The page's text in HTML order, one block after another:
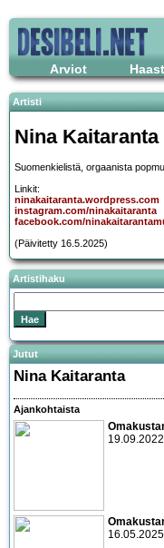
Arviot
Artisti
Nina Kaitaranta
Suomenkielistä, orgaanista
Linkit:
ninakaitaranta.wordpress.com
instagram.com/ninakaitaranta
facebook.com/
(Päivitetty 16.5.2025)
Artistihaku
Jutut
Nina Kaitaranta
Ajankohtaista
19.09.2022
16.05.2025